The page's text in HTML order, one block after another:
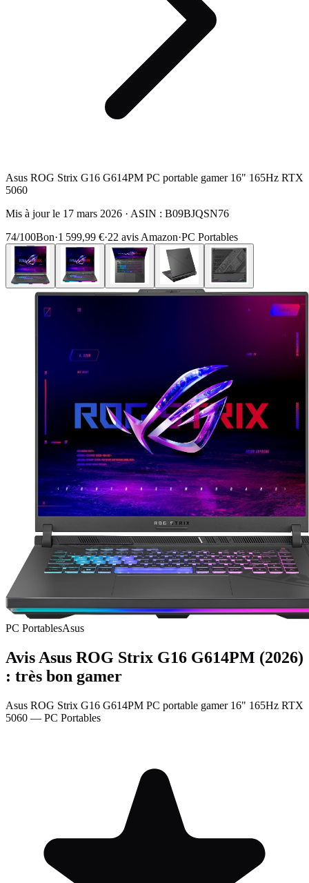
Asus ROG Strix G16 G614PM PC portable gamer 16" 165Hz RTX
5060
Mis à jour le 17 mars 2026 · ASIN : B09BJQSN76
74/100Bon·1 599,99 €·22 avis Amazon·PC Portables
PC PortablesAsus
Avis Asus ROG Strix G16 G614PM (2026)
: très bon gamer
Asus ROG Strix G16 G614PM PC portable gamer 16" 165Hz RTX
5060 — PC Portables